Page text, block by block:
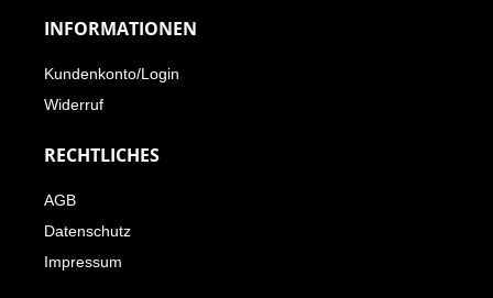
INFORMATIONEN
Kundenkonto/Login
Widerruf
RECHTLICHES
AGB
Datenschutz
Impressum